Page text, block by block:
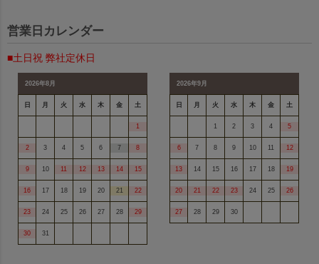
営業日カレンダー
■土日祝 弊社定休日
2026年8月
日 月 火 水 木 金 土
1
2 3 4 5 6 7 8
9 10 11 12 13 14 15
16 17 18 19 20 21 22
23 24 25 26 27 28 29
30 31
2026年9月
日 月 火 水 木 金 土
1 2 3 4 5
6 7 8 9 10 11 12
13 14 15 16 17 18 19
20 21 22 23 24 25 26
27 28 29 30